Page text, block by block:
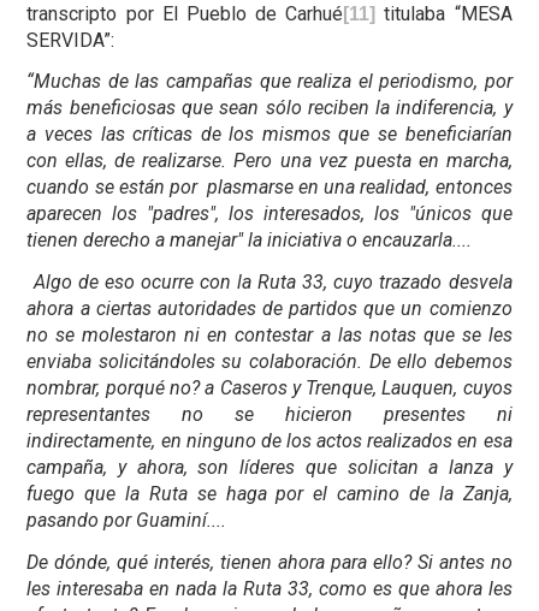
transcripto por El Pueblo de Carhué [11] titulaba “MESA
SERVIDA”:
“Muchas de las campañas que realiza el periodismo, por
más beneficiosas que sean sólo reciben la indiferencia, y
a veces las críticas de los mismos que se beneficiarían
con ellas, de realizarse. Pero una vez puesta en marcha,
cuando se están por plasmarse en una realidad, entonces
aparecen los "padres", los interesados, los "únicos que
tienen derecho a manejar" la iniciativa o encauzarla....
Algo de eso ocurre con la Ruta 33, cuyo trazado desvela
ahora a ciertas autoridades de partidos que un comienzo
no se molestaron ni en contestar a las notas que se les
enviaba solicitándoles su colaboración. De ello debemos
nombrar, porqué no? a Caseros y Trenque, Lauquen, cuyos
representantes no se hicieron presentes ni
indirectamente, en ninguno de los actos realizados en esa
campaña, y ahora, son líderes que solicitan a lanza y
fuego que la Ruta se haga por el camino de la Zanja,
pasando por Guaminí....
De dónde, qué interés, tienen ahora para ello? Si antes no
les interesaba en nada la Ruta 33, como es que ahora les